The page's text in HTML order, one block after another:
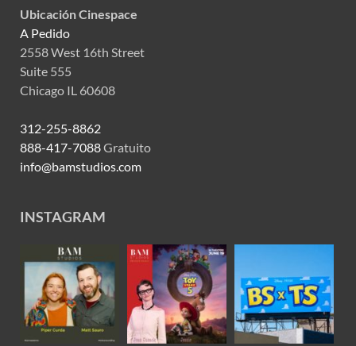
Ubicación Cinespace
A Pedido
2558 West 16th Street
Suite 555
Chicago IL 60608
312-255-8862
888-417-7088Gratuito
info@bamstudios.com
INSTAGRAM